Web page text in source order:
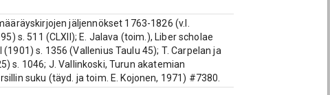
jäljennökset 1763-1826 (v.l.
s. 511 (CLXII); E. Jalava (toim.), Liber scholae
s. 1356 (Vallenius Taulu 45); T. Carpelan ja
s. 1046; J. Vallinkoski, Turun akatemian
suku (täyd. ja toim. E. Kojonen, 1971) #7380.